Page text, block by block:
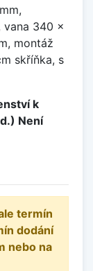
vana 340 x
montáž
skříňka, s
k
Není
termín
dodání
nebo na